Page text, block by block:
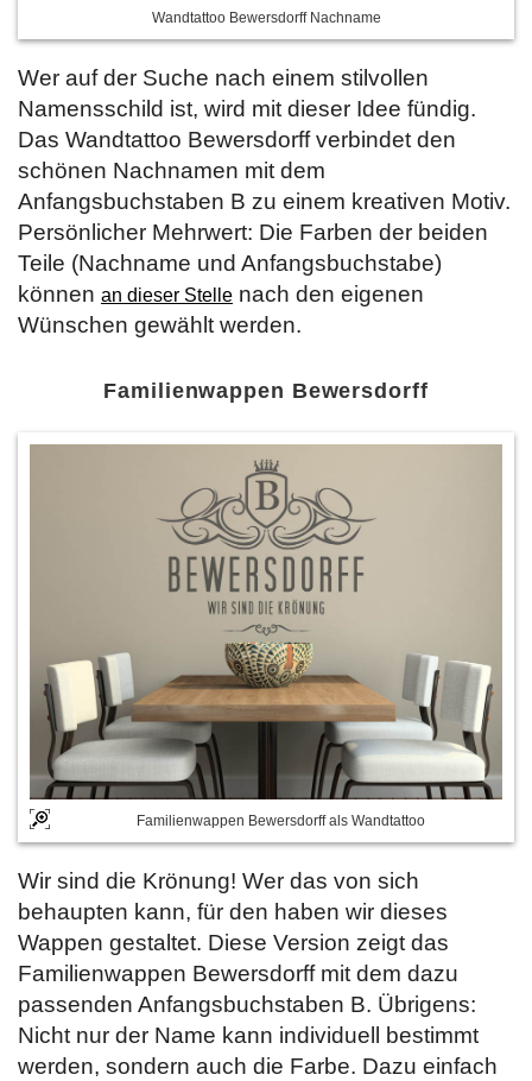
Wandtattoo Bewersdorff Nachname
Wer auf der Suche nach einem stilvollen
Namensschild ist, wird mit dieser Idee fündig.
Das Wandtattoo Bewersdorff verbindet den
schönen Nachnamen mit dem
Anfangsbuchstaben B zu einem kreativen Motiv.
Persönlicher Mehrwert: Die Farben der beiden
Teile (Nachname und Anfangsbuchstabe)
können an dieser Stelle nach den eigenen
Wünschen gewählt werden.
Familienwappen Bewersdorff
Familienwappen Bewersdorff als Wandtattoo
Wir sind die Krönung! Wer das von sich
behaupten kann, für den haben wir dieses
Wappen gestaltet. Diese Version zeigt das
Familienwappen Bewersdorff mit dem dazu
passenden Anfangsbuchstaben B. Übrigens:
Nicht nur der Name kann individuell bestimmt
werden, sondern auch die Farbe. Dazu einfach